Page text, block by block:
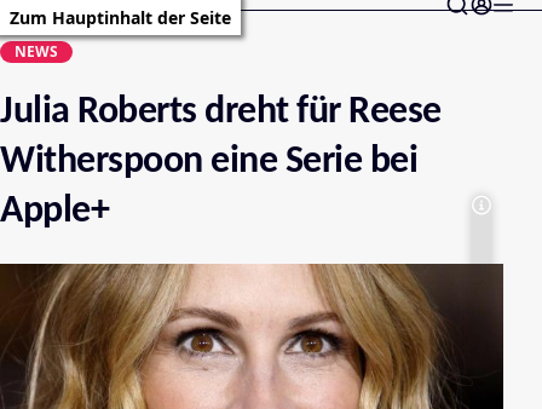
Zum Hauptinhalt der Seite
NEWS
Julia Roberts dreht für Reese
Witherspoon eine Serie bei
Apple+